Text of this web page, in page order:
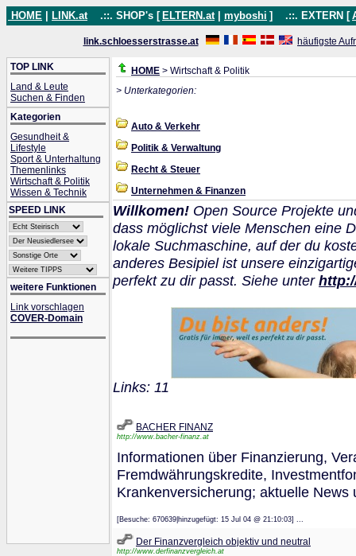
HOME LINK.at .::. SHOP's [ ELTERN.at myboshi ] .::. EXTERN [
link.schloesserstrasse.at häufigste
TOP LINK
Land & Leute
Suchen & Finden
Kategorien
Gesundheit &
Lifestyle
Sport & Unterhaltung
Themenlinks
Wirtschaft & Politik
Wissen & Technik
SPEED LINK
weitere Funktionen
Link vorschlagen
COVER-Domain
HOME > Wirtschaft & Politik
> Unterkategorien:
Auto & Verkehr
Politik & Verwaltung
Recht & Steuer
Unternehmen & Finanzen
Willkomen! Open Source Projekte
dass möglichst viele Menschen eine
lokale Suchmaschine, auf der du
anderes Besipiel ist unsere
perfekt zu dir passt. Siehe unter
Links: 11
BACHER FINANZ
http://www.bacher-finanz.at
Informationen über Finanzierung,
Fremdwährungskredite,
Krankenversicherung; aktuelle News
[Besuche: 670639|hinzugefügt: 15 Jul 04 @ 21:10:03] ...
Der Finanzvergleich objektiv und neutral
http://www.derfinanzvergleich.at